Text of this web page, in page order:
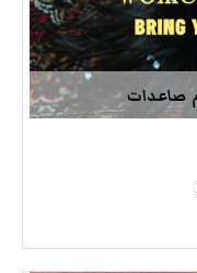
صاعدات